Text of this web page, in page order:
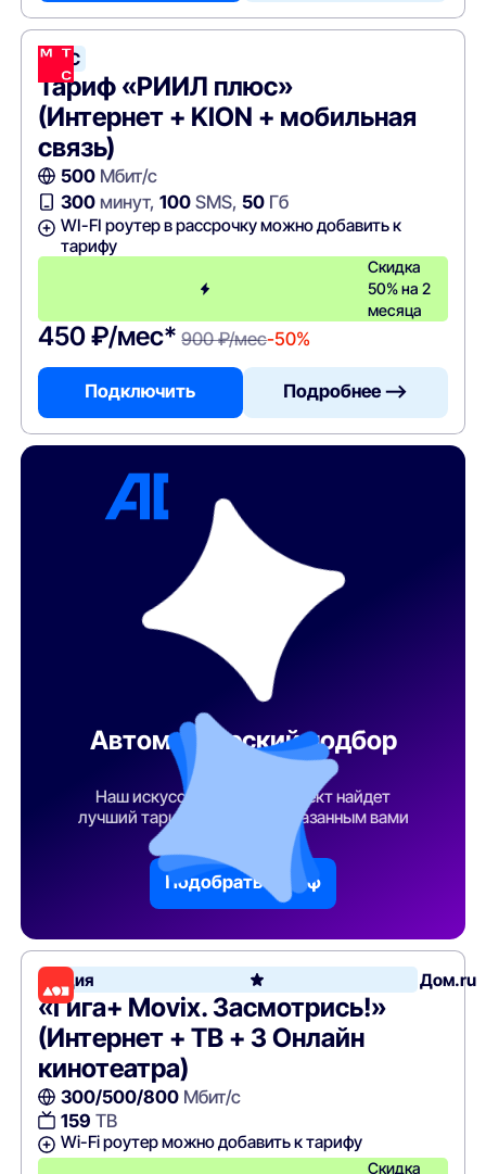
МТС
Тариф «РИИЛ плюс»
(Интернет + KION + мобильная
связь)
500Мбит/с
300минут, 100SMS, 50Гб
WI-FI роутер в рассрочку можно добавить к
тарифу
Скидка
50% на 2
месяца
450 ₽/мес* 900 ₽/мес-50%
Подключить Подробнее —>
Автоматический подбор
тарифа
Наш искусственный интеллект найдет
лучший тарифный план по указанным вами
Подобрать тариф
Акция Дом.ru
«Гига+ Movix. Засмотрись!»
(Интернет + ТВ + 3 Онлайн
кинотеатра)
300/500/800Мбит/с
159 ТВ
Wi-Fi роутер можно добавить к тарифу
Скидка